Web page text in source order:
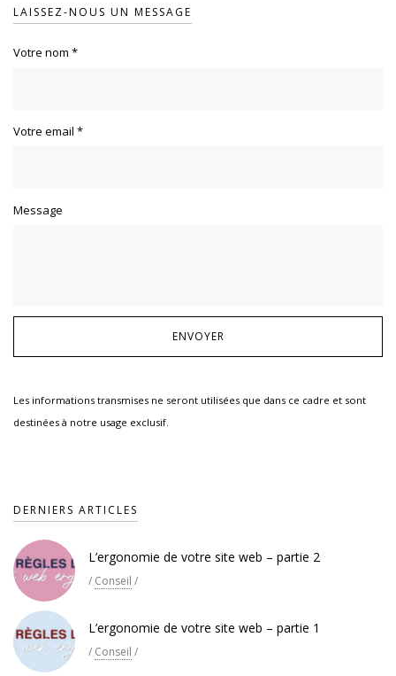
LAISSEZ-NOUS UN MESSAGE
Votre nom *
Votre email *
Message
Les informations transmises ne seront utilisées que dans ce cadre et sont
destinées à notre usage exclusif.
DERNIERS ARTICLES
L’ergonomie de votre site web – partie 2
/ Conseil /
L’ergonomie de votre site web – partie 1
/ Conseil /